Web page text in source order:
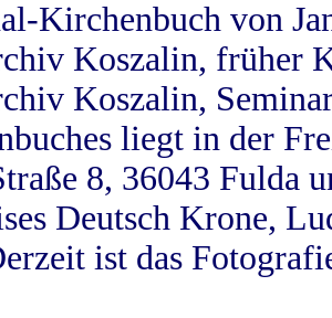
Kirchenbuch von
Koszalin, früher
Koszalin,
liegt in der
8, 36043 Fulda
Deutsch Krone,
ist das